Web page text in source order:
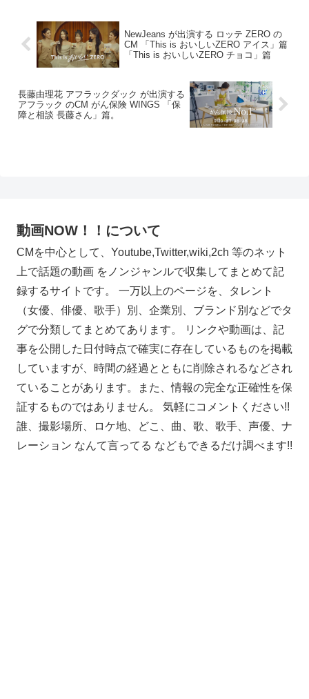
NewJeans が出演する ロッテ ZERO の
CM 「This is おいしいZERO アイス」篇
「This is おいしいZERO チョコ」篇
長藤由理花 アフラックダック が出演する
アフラック のCM がん保険 WINGS 「保
障と相談 長藤さん」篇。
動画NOW！！について
CMを中心として、Youtube,Twitter,wiki,2ch 等のネット
上で話題の動画 をノンジャンルで収集してまとめて記
録するサイトです。 一万以上のページを、タレント
（女優、俳優、歌手）別、企業別、ブランド別などでタ
グで分類してまとめてあります。 リンクや動画は、記
事を公開した日付時点で確実に存在しているものを掲載
していますが、時間の経過とともに削除されるなどされ
ていることがあります。また、情報の完全な正確性を保
証するものではありません。 気軽にコメントください!!
誰、撮影場所、ロケ地、どこ、曲、歌、歌手、声優、ナ
レーション なんて言ってる などもできるだけ調べます!!